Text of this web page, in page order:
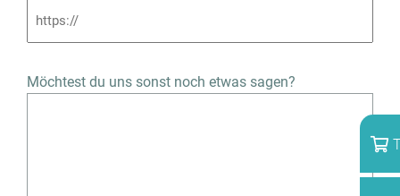
Möchtest du uns sonst noch etwas sagen?